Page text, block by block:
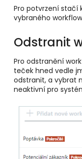
Pro potvrzení stačí
vybraného
Odstranit
Pro odstranění
teček hned vedle
odstranit, a vybrat
neaktivní pro